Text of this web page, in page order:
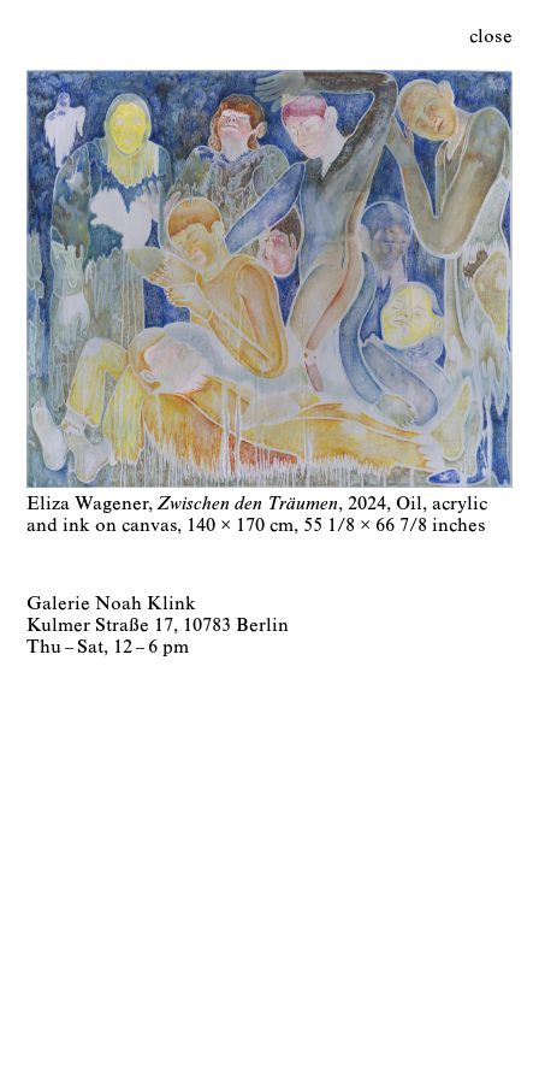
close
Eliza Wagener Zwischen den Träumen 2024 Oil, acrylic
and ink on canvas
140 × 170 cm 55 1/8 × 66 7/8 inches
Galerie Noah Klink
Kulmer Straße 17, 10783 Berlin
Thu – Sat, 12 – 6 pm